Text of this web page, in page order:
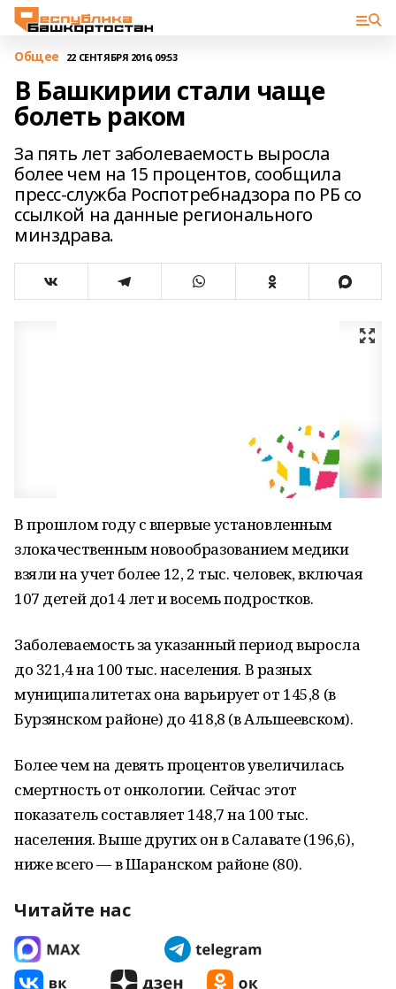
Общее 22 СЕНТЯБРЯ 2016, 09:53
В Башкирии cтали чаще
болеть раком
За пять лет заболеваемость выросла
более чем на 15 процентов, сообщила
пресс-служба Роспотребнадзора по РБ со
ссылкой на данные регионального
минздрава.
В прошлом году с впервые установленным
злокачественным новообразованием медики
взяли на учет более 12, 2 тыс. человек, включая
107 детей до14 лет и восемь подростков.
Заболеваемость за указанный период выросла
до 321,4 на 100 тыс. населения. В разных
муниципалитетах она варьирует от 145,8 (в
Бурзянском районе) до 418,8 (в Альшеевском).
Более чем на девять процентов увеличилась
смертность от онкологии. Сейчас этот
показатель составляет 148,7 на 100 тыс.
населения. Выше других он в Салавате (196,6),
ниже всего — в Шаранском районе (80).
Читайте нас